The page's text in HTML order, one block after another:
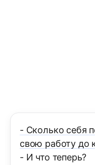
- Сколько себя
свою работу до
- И что теперь?